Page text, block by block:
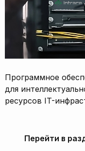
Программное
для
ресурсов IT-
Перейти в